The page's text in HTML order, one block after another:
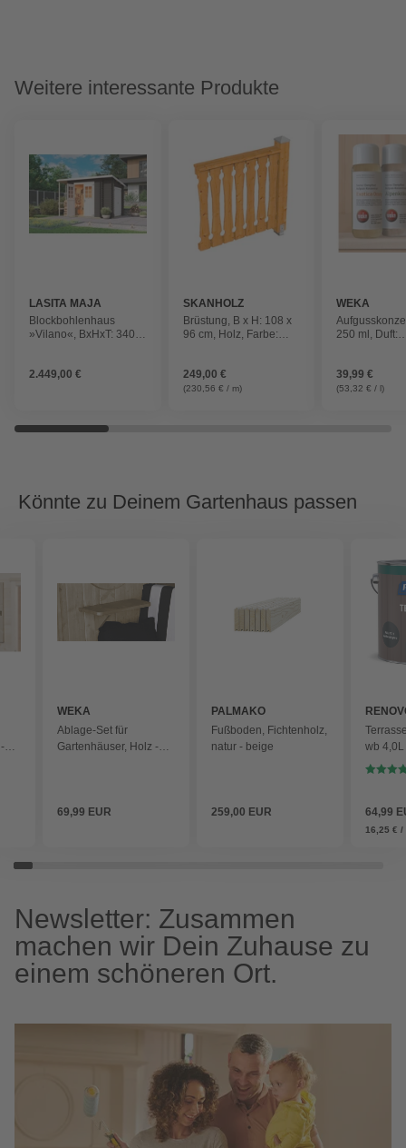
Weitere interessante Produkte
LASITA MAJA
Blockbohlenhaus
»Vilano«, BxHxT: 340 x
Dachüberstand), grau
2.449,00 €
SKANHOLZ
Brüstung, B x H: 108 x
96 cm, Holz, Farbe:
249,00 €
(230,56 € / m)
WEKA
250 ml, Duft:
39,99 €
(53,32 € / l)
Könnte zu Deinem Gartenhaus passen
WEKA
Ablage-Set für
Gartenhäuser, Holz -
69,99 EUR
PALMAKO
Fußboden, Fichtenholz,
natur - beige
259,00 EUR
wb
7016 -
64,99
16,25 € /
Newsletter: Zusammen
machen wir Dein Zuhause zu
einem schöneren Ort.